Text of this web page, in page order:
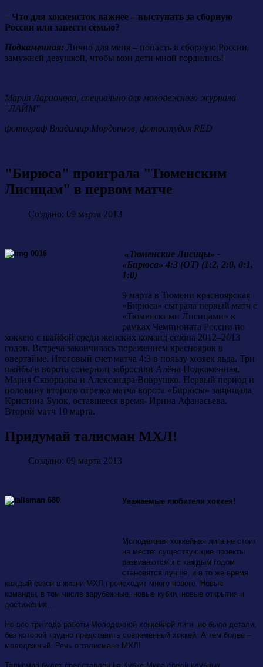
– Что для хоккеисток важнее – выступать за сборную
России или завести семью?
Подкаменная: Лично для меня – попасть в сборную России
замужней девушкой, чтобы мои дети мной гордились!
Мария Ларионова, специально для молодежного журнала
"ЛАЙМ"
фотограф Владимир Мордвинов, фотостудия RED
"Бирюса" проиграла "Тюменским
Лисицам" в первом матче
Создано: 09 марта 2013
«Тюменские Лисицы» -
«Бирюса» 4:3 (ОТ) (1:2, 2:0, 0:1,
1:0)
9 марта в Тюмени красноярская
«Бирюса» сыграла первый матч с
«Тюменскими Лисицами» в
рамках Чемпионата России по
хоккею с шайбой среди женских команд сезона 2012–2013
годов. Встреча закончилась поражением красноярок в
овертайме. Итоговый счет матча 4:3 в пользу хозяек льда. Три
шайбы в ворота соперниц забросили Алёна Подкаменная,
Мария Скворцова и Александра Воврушко. Первый период и
половину второго отрезка матча ворота «Бирюсы» защищала
Кристина Буюк, оставшееся время- Ирина Афанасьева.
Второй матч 10 марта.
Придумай талисман МХЛ!
Создано: 09 марта 2013
Уважаемые любители хоккея!
Молодежная хоккейная лига не стоит
на месте: существующие проекты
развиваются и с каждым годом
становятся лучше, и в то же время
каждый сезон в жизни МХЛ происходит много нового. Новые
команды, в том числе зарубежные, новые кубки, новые открытия и
достижения…
Но все три года работы Молодежной хоккейной лиги не было детали,
без которой трудно представить современный хоккей. А тем более –
молодежный. Речь о талисмане МХЛ!